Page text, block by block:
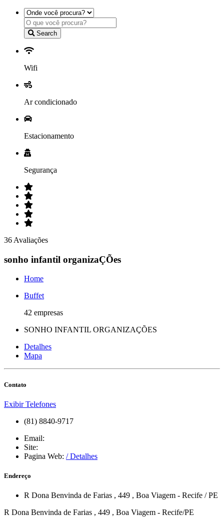
Search
Wifi
Ar condicionado
Estacionamento
Segurança
36 Avaliações
sonho infantil organizaÇÕes
Home
Buffet
42 empresas
SONHO INFANTIL ORGANIZAÇÕES
Detalhes
Mapa
Contato
Exibir Telefones
(81) 8840-9717
Email:
Site:
Pagina Web: / Detalhes
Endereço
R Dona Benvinda de Farias , 449 , Boa Viagem - Recife /PE
R Dona Benvinda de Farias , 449 , Boa Viagem - Recife/PE